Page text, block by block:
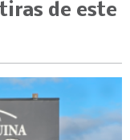
de este